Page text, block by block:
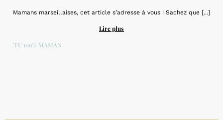
Mamans marseillaises, cet article s’adresse à vous ! Sachez que [...]
Lire plus
ACTU 100% MAMAN